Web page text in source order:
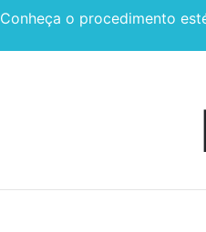
Conheça o procedimento